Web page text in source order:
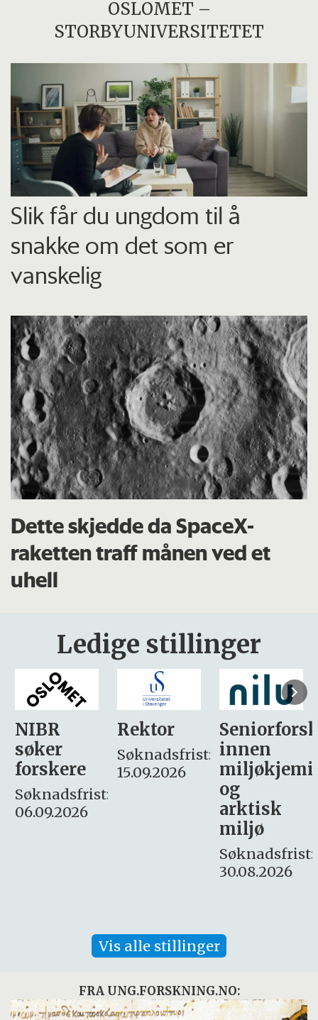
OSLOMET –
STORBYUNIVERSITETET
Slik får du ungdom til å
snakke om det som er
vanskelig
Dette skjedde da SpaceX-
raketten traff månen ved et
uhell
Ledige stillinger
Rektor
Søknadsfrist:
15.09.2026
Seniorforsker
innen
miljøkjemi
søker
– fast
Søknadsfrist:
16. august.
Vis alle stillinger
FRA UNG.FORSKNING.NO: